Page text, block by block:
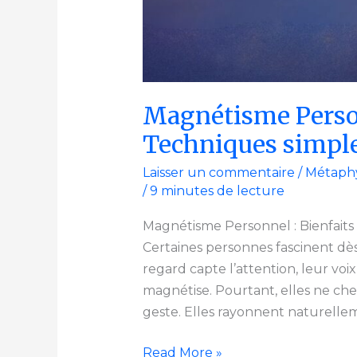
Magnétisme
Techniques
Laisser un commentaire /
/9 minutes de lecture
Magnétisme Personnel :
Certaines personnes fascinent
regard capte l’attention, leur
magnétise. Pourtant, elles ne
geste. Elles rayonnent
Read More »